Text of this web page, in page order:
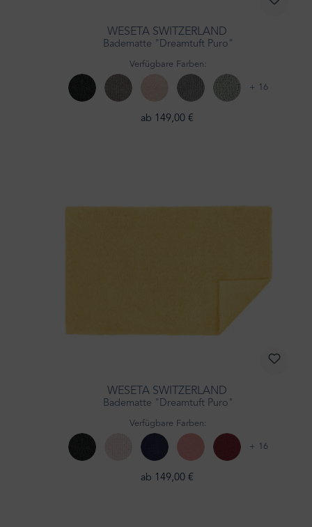
WESETA SWITZERLAND
Badematte "Dreamtuft Puro"
Verfügbare Farben:
+ 16
ab 149,00 €
WESETA SWITZERLAND
Badematte "Dreamtuft Puro"
Verfügbare Farben:
+ 16
ab 149,00 €